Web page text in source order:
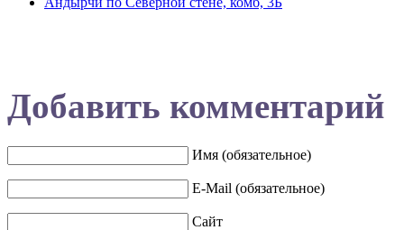
Добавить комментарий
Имя (обязательное)
E-Mail (обязательное)
Сайт